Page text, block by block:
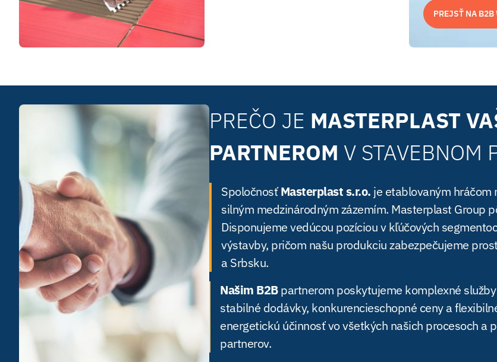
PREJSŤ NA B2B
PREČO JE MASTERPLAST
PARTNEROM V STAVEBNOM
SpoločnosťMasterplast s.r.o. je etablovaným
silným medzinárodným zázemím. Masterplast Group
Disponujeme vedúcou pozíciou v kľúčových
výstavby, pričom našu produkciu zabezpečujeme
a Srbsku.
Našim B2Bpartnerom poskytujeme komplexné
stabilné dodávky, konkurencieschopné ceny a
energetickú účinnosť vo všetkých našich procesoch
partnerov.